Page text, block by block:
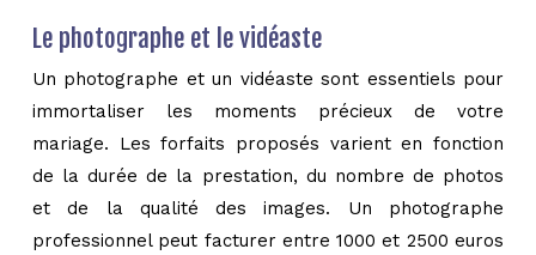
Le photographe et le vidéaste
Un photographe et un vidéaste sont essentiels pour
immortaliser les moments précieux de votre
mariage. Les forfaits proposés varient en fonction
de la durée de la prestation, du nombre de photos
et de la qualité des images. Un photographe
professionnel peut facturer entre 1000 et 2500 euros